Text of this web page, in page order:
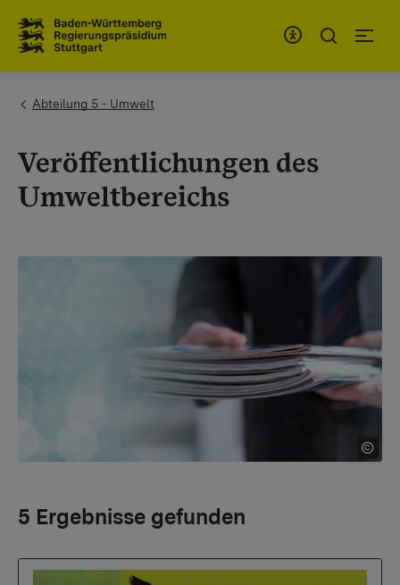
You are here:
Abteilung 5 - Umwelt
Veröffentlichungen des
Umweltbereichs
5 Ergebnisse gefunden